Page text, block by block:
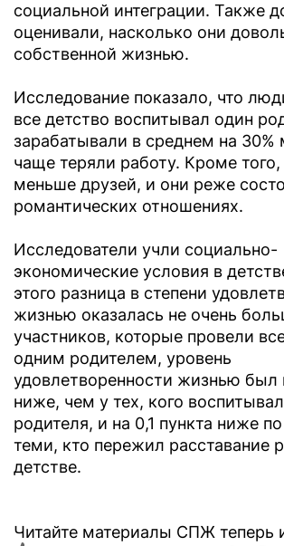
социальной интеграции. Также
оценивали, насколько они
собственной жизнью.
Исследование показало, что
все детство воспитывал один
зарабатывали в среднем на 30%
чаще теряли работу. Кроме
меньше друзей, и они реже
романтических отношениях.
Исследователи учли социально-
экономические условия в
этого разница в степени
жизнью оказалась не очень
участников, которые провели
одним родителем, уровень
удовлетворенности жизнью был
ниже, чем у тех, кого
родителя, и на 0,1 пункта ниже
теми, кто пережил расставание
детстве.
Читайте материалы СПЖ теперь